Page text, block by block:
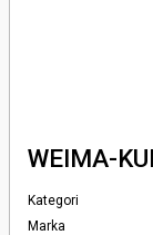
WEIMA-
Kategori
Marka